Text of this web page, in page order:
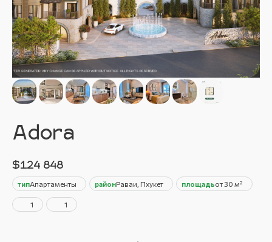
Adora
$124 848
типАпартаменты районРаваи, Пхукет площадьот 30 м²
1 1